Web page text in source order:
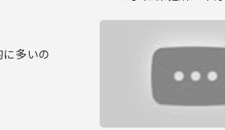
多いの